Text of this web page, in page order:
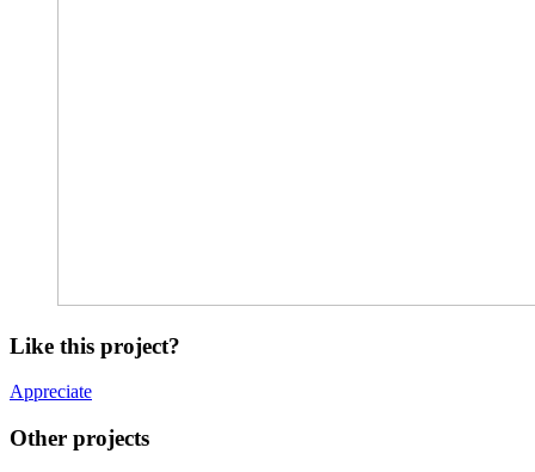
Like this project?
Appreciate
Other projects